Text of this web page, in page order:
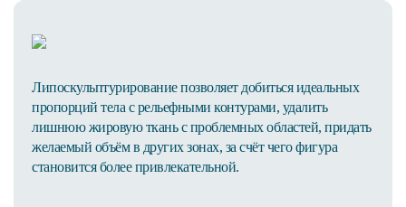
Липоскульптурирование позволяет добиться идеальных
пропорций тела с рельефными контурами, удалить
лишнюю жировую ткань с проблемных областей, придать
желаемый объём в других зонах, за счёт чего фигура
становится более привлекательной.